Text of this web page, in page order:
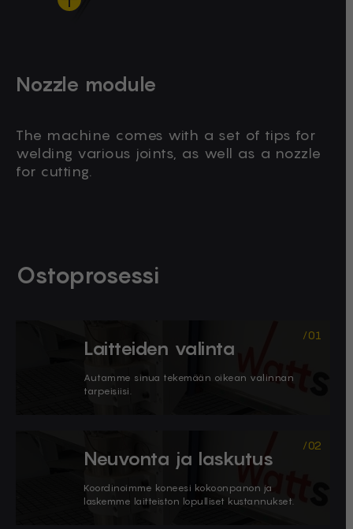
Nozzle module
The machine comes with a set of tips for
welding various joints, as well as a nozzle
for cutting.
Ostoprosessi
Laitteiden valinta
Autamme sinua tekemään oikean valinnan
tarpeisiisi.
Neuvonta ja laskutus
Koordinoimme koneesi kokoonpanon ja
laskemme laitteiston lopulliset kustannukset.